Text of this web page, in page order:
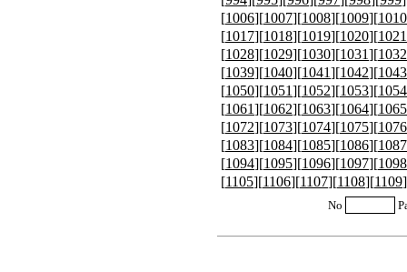
[1006][1007][1008][1009][1010
[1017][1018][1019][1020][1021
[1028][1029][1030][1031][1032
[1039][1040][1041][1042][1043
[1050][1051][1052][1053][1054
[1061][1062][1063][1064][1065
[1072][1073][1074][1075][1076
[1083][1084][1085][1086][1087
[1094][1095][1096][1097][1098
[1105][1106][1107][1108][1109]
No